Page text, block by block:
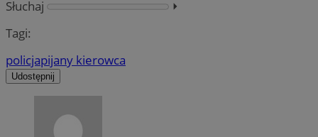
Słuchaj
⏵︎
Tagi:
policjapijany kierowca
Udostępnij